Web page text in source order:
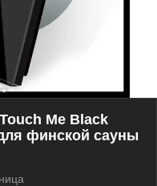
Me Black
финской сауны